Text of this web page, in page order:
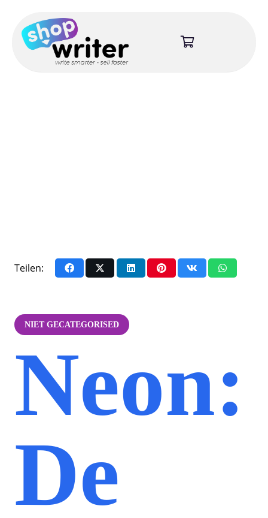
Teilen:
NIET GECATEGORISED
Neon:
De